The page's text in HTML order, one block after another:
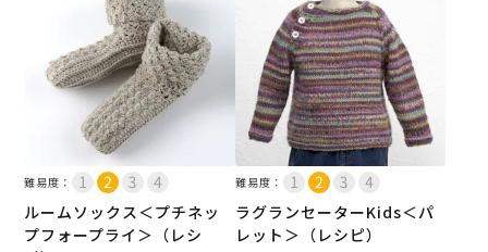
難易度：
ルームソックス＜プチネッ
プフォープライ＞（レシ
難易度：
ラグランセーターKids＜パ
レット＞（レシピ）